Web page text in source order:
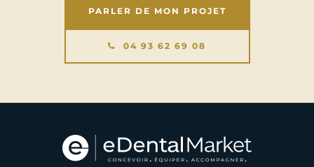
PARLER DE MON PROJET
04 93 62 69 08